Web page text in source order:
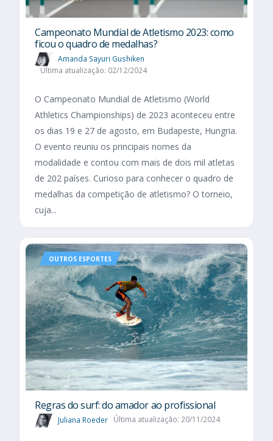
Campeonato Mundial de Atletismo 2023: como
ficou o quadro de medalhas?
Amanda Sayuri Gushiken
Última atualização: 02/12/2024
O Campeonato Mundial de Atletismo (World
Athletics Championships) de 2023 aconteceu entre
os dias 19 e 27 de agosto, em Budapeste, Hungria.
O evento reuniu os principais nomes da
modalidade e contou com mais de dois mil atletas
de 202 países. Curioso para conhecer o quadro de
medalhas da competição de atletismo? O torneio,
cuja...
OUTROS ESPORTES
Regras do surf: do amador ao profissional
Juliana Roeder Última atualização: 20/11/2024